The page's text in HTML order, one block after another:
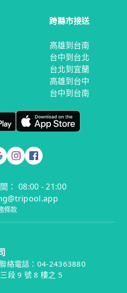
跨縣市接送
高雄到台南
台中到台北
台北到宜蘭
高雄到台中
台中到台南
： 08:00 - 21:00
條款
絡電話：04-24363880
段 9 號 8 樓之 5